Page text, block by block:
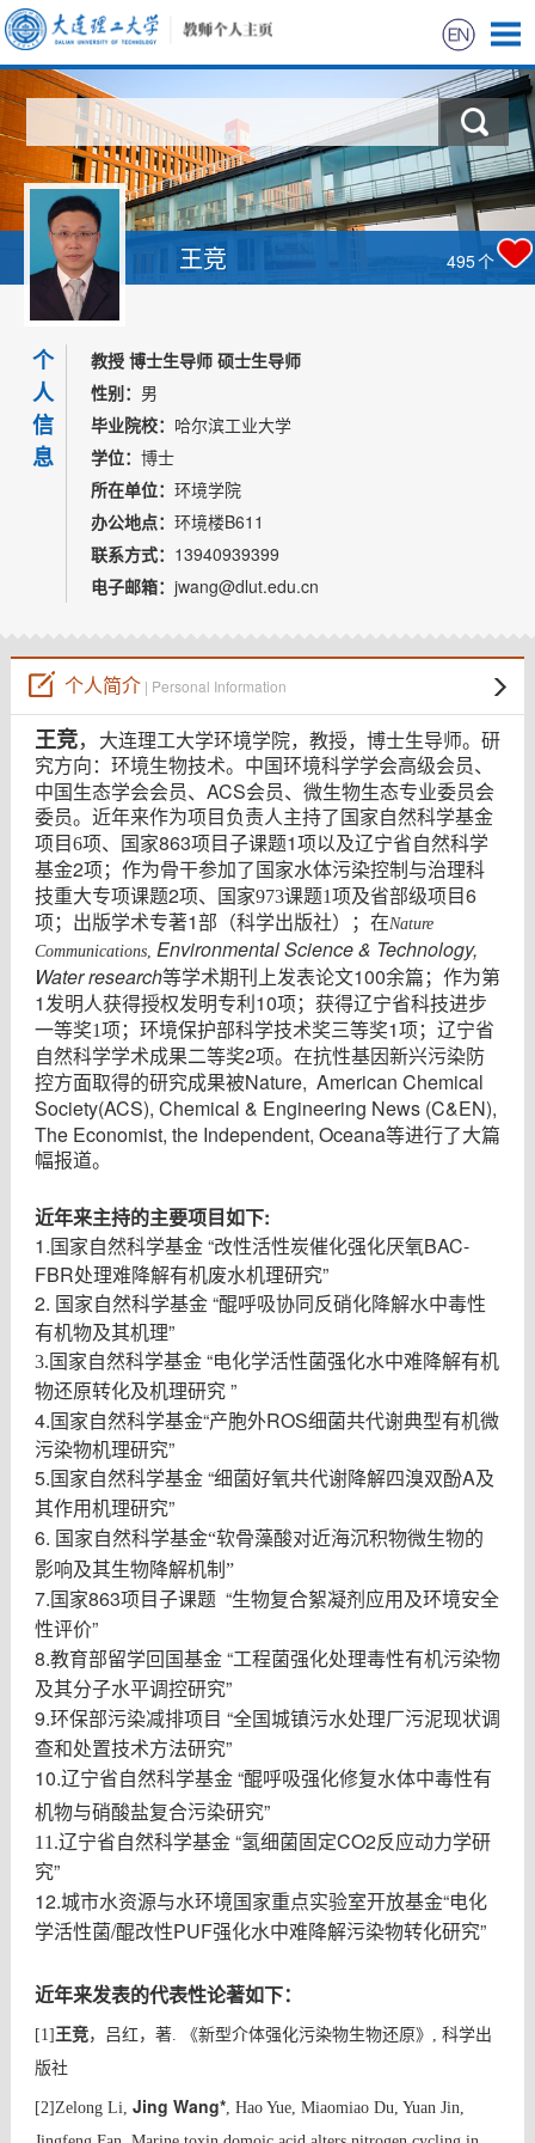
首页
科学研究
教学研究
获奖信息
招生信息
学生信息
我的相册
教师博客
王竞 495个
个
人
信
息
教授 博士生导师 硕士生导师
性别： 男
毕业院校： 哈尔滨工业大学
学位： 博士
所在单位： 环境学院
办公地点： 环境楼B611
联系方式： 13940939399
电子邮箱： jwang@dlut.edu.cn
个人简介| Personal Information
王竞，
大连理工大学环境学院，教授，博士生导师。研
究方向：环境生物技术。中国环境科学学会高级会员、
中国生态学会会员、 ACS会员、微生物生态专业委员会
委员。近年来作为项目负责人主持了国家自然科学基金
项目6项、国家863项目子课题1项以及辽宁省自然科学
基金2项；作为骨干参加了国家水体污染控制与治理科
技重大专项课题2项、国家973课题1项及省部级项目6
项；出版学术专著1部（科学出版社）；在Nature
Communications, Environmental Science & Technology,
Water research等学术期刊上发表论文100余篇；作为第
1 发明人获得授权发明专利 10项；获得辽宁省科技进步
一等奖1项；环境保护部科学技术奖三等奖1项；辽宁省
自然科学学术成果二等奖2项。在抗性基因新兴污染防
控方面取得的研究成果被Nature, American Chemical
Society(ACS), Chemical & Engineering News (C&EN),
The Economist, the Independent, Oceana等进行了大篇
幅报道。
近年来主持的主要项目如下:
1.国家自然科学基金“改性活性炭催化强化厌氧BAC-
FBR处理难降解有机废水机理研究”
2. 国家自然科学基金“醌呼吸协同反硝化降解水中毒性
有机物及其机理”
3.国家自然科学基金“电化学活性菌强化水中难降解有机
物还原转化及机理研究”
4.国家自然科学基金“产胞外ROS细菌共代谢典型有机微
污染物机理研究”
5.国家自然科学基金“细菌好氧共代谢降解四溴双酚A及
其作用机理研究”
6. 国家自然科学基金“软骨藻酸对近海沉积物微生物的
影响及其生物降解机制”
7.国家863项目子课题“生物复合絮凝剂应用及环境安全
性评价”
8.教育部留学回国基金“工程菌强化处理毒性有机污染物
及其分子水平调控研究”
9.环保部污染减排项目 “全国城镇污水处理厂污泥现状调
查和处置技术方法研究”
10.辽宁省自然科学基金“醌呼吸强化修复水体中毒性有
机物与硝酸盐复合污染研究”
11.辽宁省自然科学基金“氢细菌固定CO2反应动力学研
究”
12.城市水资源与水环境国家重点实验室开放基金“电化
学活性菌/醌改性PUF强化水中难降解污染物转化研究”
近年来发表的代表性论著如下：
[1]王竞，吕红，著. 《新型介体强化污染物生物还原》 , 科学出
版社
[2]Zelong Li, Jing Wang*, Hao Yue, Miaomiao Du, Yuan Jin,